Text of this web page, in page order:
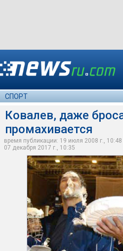
СПОРТ
Ковалев, даже
промахивается
время публикации: 19 июля 2008 г.,
07 декабря 2017 г., 10:35